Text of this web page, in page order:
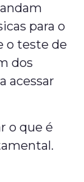
para o
o teste de
dos
acessar
o que é